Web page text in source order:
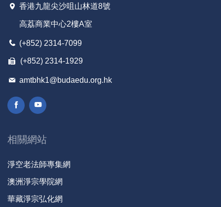
香港九龍尖沙咀山林道8號
高荔商業中心2樓A室
(+852) 2314-7099
(+852) 2314-1929
amtbhk1@budaedu.org.hk
相關網站
淨空老法師專集網
澳洲淨宗學院網
華藏淨宗弘化網